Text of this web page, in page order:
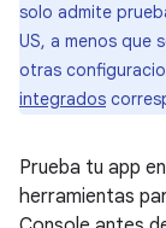
solo admite
US, a menos que
otras
integrados
Prueba tu app
herramientas